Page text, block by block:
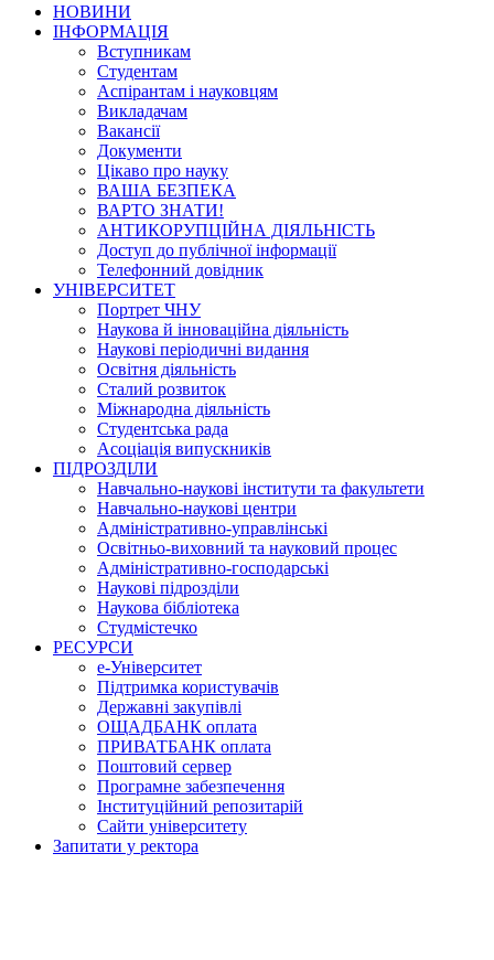
НОВИНИ
ІНФОРМАЦІЯ
Вступникам
Студентам
Аспірантам і науковцям
Викладачам
Вакансії
Документи
Цікаво про науку
ВАША БЕЗПЕКА
ВАРТО ЗНАТИ!
АНТИКОРУПЦІЙНА ДІЯЛЬНІСТЬ
Доступ до публічної інформації
Телефонний довідник
УНІВЕРСИТЕТ
Портрет ЧНУ
Наукова й інноваційна діяльність
Наукові періодичні видання
Освітня діяльність
Сталий розвиток
Міжнародна діяльність
Студентська рада
Асоціація випускників
ПІДРОЗДІЛИ
Навчально-наукові інститути та факультети
Навчально-наукові центри
Адміністративно-управлінські
Освітньо-виховний та науковий процес
Адміністративно-господарські
Наукові підрозділи
Наукова бібліотека
Студмістечко
РЕСУРСИ
е-Університет
Підтримка користувачів
Державні закупівлі
ОЩАДБАНК оплата
ПРИВАТБАНК оплата
Поштовий сервер
Програмне забезпечення
Інституційний репозитарій
Сайти університету
Запитати у ректора